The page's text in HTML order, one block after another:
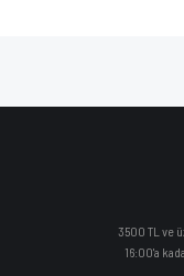
3500 TL ve
16:00'a